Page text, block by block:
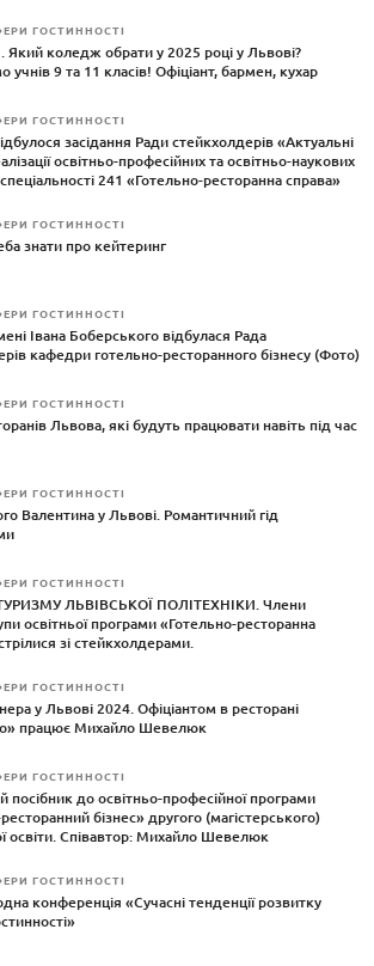
ГОСТИННОСТІ
Який коледж обрати у 2025 році у Львові?
учнів 9 та 11 класів! Офіціант, бармен, кухар
ГОСТИННОСТІ
засідання Ради стейкхолдерів «Актуальні
освітньо-професійних та освітньо-наукових
241 «Готельно-ресторанна справа»
ГОСТИННОСТІ
знати про кейтеринг
ГОСТИННОСТІ
Івана Боберського відбулася Рада
кафедри готельно-ресторанного бізнесу (Фото)
ГОСТИННОСТІ
Львова, які будуть працювати навіть під час
ГОСТИННОСТІ
Валентина у Львові. Романтичний гід
ГОСТИННОСТІ
ЛЬВІВСЬКОЇ ПОЛІТЕХНІКИ. Члени
освітньої програми «Готельно-ресторанна
зі стейкхолдерами.
ГОСТИННОСТІ
у Львові 2024. Офіціантом в ресторані
працює Михайло Шевелюк
ГОСТИННОСТІ
посібник до освітньо-професійної програми
бізнес» другого (магістерського)
освіти. Співавтор: Михайло Шевелюк
ГОСТИННОСТІ
конференція «Сучасні тенденції розвитку